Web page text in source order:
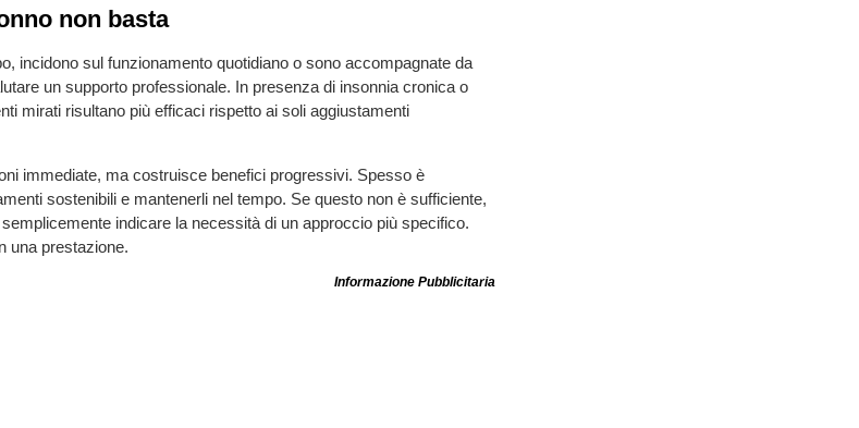
non basta
incidono sul funzionamento quotidiano o sono accompagnate da
un supporto professionale. In presenza di insonnia cronica o
mirati risultano più efficaci rispetto ai soli aggiustamenti
immediate, ma costruisce benefici progressivi. Spesso è
sostenibili e mantenerli nel tempo. Se questo non è sufficiente,
indicare la necessità di un approccio più specifico.
una prestazione.
Informazione Pubblicitaria